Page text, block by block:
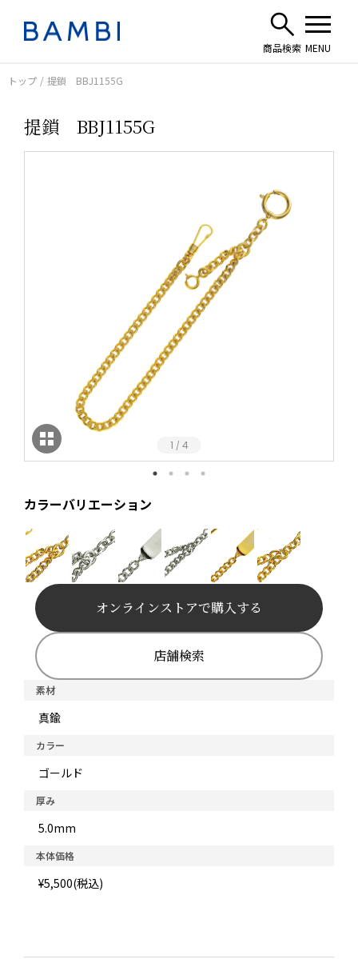
トップ 提鎖 BBJ1155G
提鎖 BBJ1155G
1 / 4
カラーバリエーション
素材
真鍮
カラー
ゴールド
厚み
5.0mm
本体価格
¥5,500(税込)
オンラインストアで購入する
店舗検索